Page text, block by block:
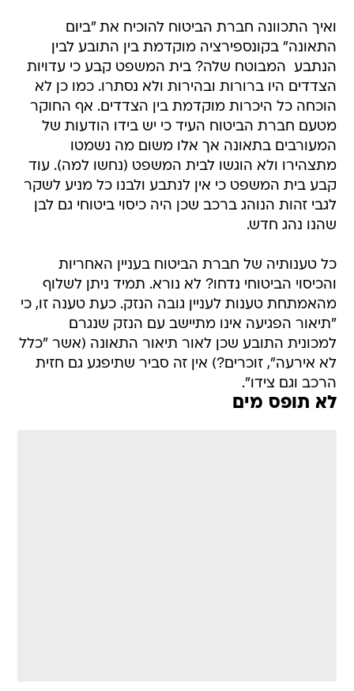
ואיך התכוונה חברת הביטוח להוכיח את "ביום
התאונה" בקונספירציה מוקדמת בין התובע לבין
הנתבע  המבוטח שלה? בית המשפט קבע כי עדויות
הצדדים היו ברורות ובהירות ולא נסתרו. כמו כן לא
הוכחה כל היכרות מוקדמת בין הצדדים. אף החוקר
מטעם חברת הביטוח העיד כי יש בידו הודעות של
המעורבים בתאונה אך אלו משום מה נשמטו
מתצהירו ולא הוגשו לבית המשפט (נחשו למה). עוד
קבע בית המשפט כי אין לנתבע ולבנו כל מניע לשקר
לגבי זהות הנוהג ברכב שכן היה כיסוי ביטוחי גם לבן
שהנו נהג חדש.
כל טענותיה של חברת הביטוח בעניין האחריות
והכיסוי הביטוחי נדחו? לא נורא. תמיד ניתן לשלוף
מהאמתחת טענות לעניין גובה הנזק. כעת טענה זו, כי
"תיאור הפגיעה אינו מתיישב עם הנזק שנגרם
למכונית התובע שכן לאור תיאור התאונה (אשר "כלל
לא אירעה", זוכרים?) אין זה סביר שתיפגע גם חזית
הרכב וגם צידו".
לא תופס מים